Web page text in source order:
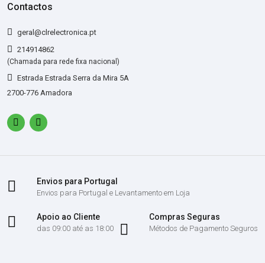
Contactos
geral@clrelectronica.pt
214914862
(Chamada para rede fixa nacional)
Estrada Estrada Serra da Mira 5A
2700-776 Amadora
Envios para Portugal
Envios para Portugal e Levantamento em Loja
Apoio ao Cliente
das 09:00 até as 18:00
Compras Seguras
Métodos de Pagamento Seguros